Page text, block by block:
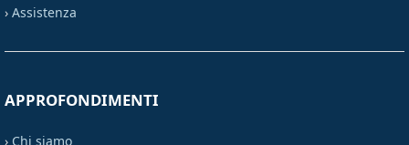
› Assistenza
APPROFONDIMENTI
› Chi siamo